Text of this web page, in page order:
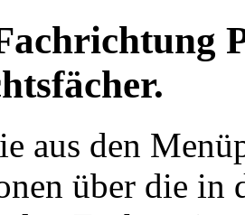
aus den
über die in